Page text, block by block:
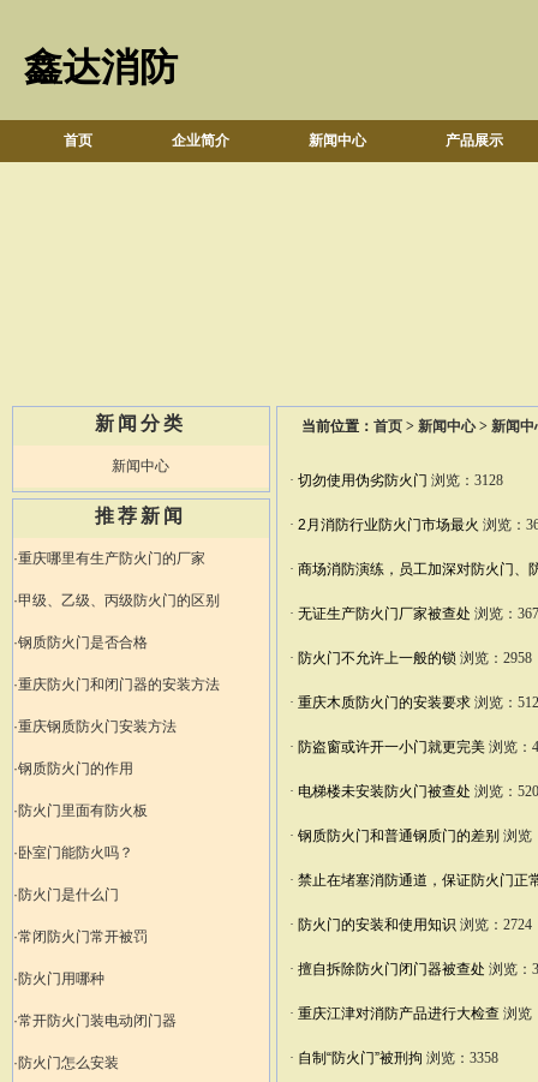
鑫达消防
首页 企业简介 新闻中心 产品展示
新闻分类
新闻中心
推荐新闻
·重庆哪里有生产防火门的厂家
·甲级、乙级、丙级防火门的区别
·钢质防火门是否合格
·重庆防火门和闭门器的安装方法
·重庆钢质防火门安装方法
·钢质防火门的作用
·防火门里面有防火板
·卧室门能防火吗？
·防火门是什么门
·常闭防火门常开被罚
·防火门用哪种
·常开防火门装电动闭门器
·防火门怎么安装
当前位置： 首页 > 新闻中心> 新闻中
· 切勿使用伪劣防火门 浏览：3128
· 2月消防行业防火门市场最火 浏览：
· 商场消防演练，员工加深对防火门、
· 无证生产防火门厂家被查处 浏览：
· 防火门不允许上一般的锁 浏览：2958
· 重庆木质防火门的安装要求 浏览：
· 防盗窗或许开一小门就更完美 浏览：
· 电梯楼未安装防火门被查处 浏览：
· 钢质防火门和普通钢质门的差别 浏览
· 禁止在堵塞消防通道，保证防火门正
· 防火门的安装和使用知识 浏览：2724
· 擅自拆除防火门闭门器被查处 浏览：
· 重庆江津对消防产品进行大检查 浏览
· 自制“防火门”被刑拘 浏览：3358